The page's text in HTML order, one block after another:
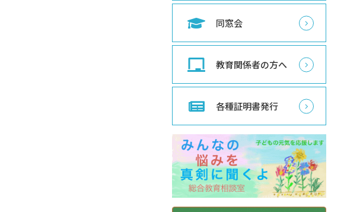
同窓会
教育関係者の方へ
各種証明書発行